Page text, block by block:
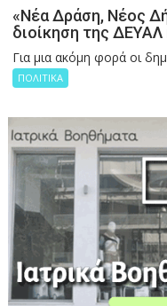
«Νέα Δράση, Νέος
διοίκηση της
Για μια ακόμη φορά οι
ΠΟΛΙΤΙΚΑ